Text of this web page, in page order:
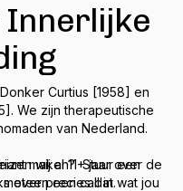
Innerlijke
Curtius [1958] en
We zijn therapeutische
van Nederland.
wij al 11+ jaar over de
over precies dat wat jou
maken? Stuur een
een call in.